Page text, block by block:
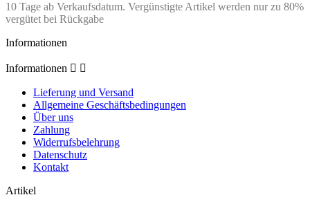
10 Tage ab Verkaufsdatum. Vergünstigte Artikel werden nur zu 80%
vergütet bei Rückgabe
Informationen
Informationen  
Lieferung und Versand
Allgemeine Geschäftsbedingungen
Über uns
Zahlung
Widerrufsbelehrung
Datenschutz
Kontakt
Artikel